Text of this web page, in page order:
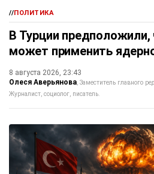
//ПОЛИТИКА
В Турции предположили,
может применить
8 августа 2026, 23:43
Олеся Аверьянова Заместитель главного
Журналист, социолог, писатель.